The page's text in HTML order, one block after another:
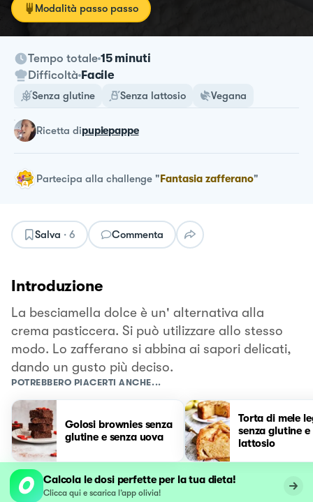
Modalità passo passo
Tempo totale 15 minuti
Difficoltà Facile
Senza glutine Senza lattosio Vegana
ricetta dipupiepappe
Partecipa alla challenge "Fantasia zafferano"
Salva · 6 Commenta
Introduzione
La besciamella dolce è un' alternativa alla
crema pasticcera. Si può utilizzare allo stesso
modo. Lo zafferano si abbina ai sapori delicati,
dando un gusto più deciso.
POTREBBERO PIACERTI ANCHE...
Golosi brownies senza
glutine e senza uova
Torta di mele
senza glutine e
lattosio
Calcola le dosi perfette per la tua dieta!
Clicca qui e scarica l’app olivia!